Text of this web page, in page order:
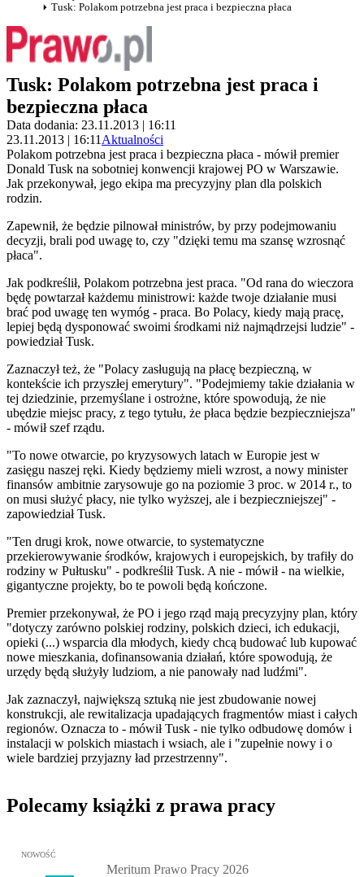
Tusk: Polakom potrzebna jest praca i bezpieczna płaca
Tusk: Polakom potrzebna jest praca i
bezpieczna płaca
Data dodania: 23.11.2013 | 16:11
23.11.2013 | 16:11Aktualności
Polakom potrzebna jest praca i bezpieczna płaca - mówił premier
Donald Tusk na sobotniej konwencji krajowej PO w Warszawie.
Jak przekonywał, jego ekipa ma precyzyjny plan dla polskich
rodzin.
Zapewnił, że będzie pilnował ministrów, by przy podejmowaniu
decyzji, brali pod uwagę to, czy "dzięki temu ma szansę wzrosnąć
płaca".
Jak podkreślił, Polakom potrzebna jest praca. "Od rana do wieczora
będę powtarzał każdemu ministrowi: każde twoje działanie musi
brać pod uwagę ten wymóg - praca. Bo Polacy, kiedy mają pracę,
lepiej będą dysponować swoimi środkami niż najmądrzejsi ludzie" -
powiedział Tusk.
Zaznaczył też, że "Polacy zasługują na płacę bezpieczną, w
kontekście ich przyszłej emerytury". "Podejmiemy takie działania w
tej dziedzinie, przemyślane i ostrożne, które spowodują, że nie
ubędzie miejsc pracy, z tego tytułu, że płaca będzie bezpieczniejsza"
- mówił szef rządu.
"To nowe otwarcie, po kryzysowych latach w Europie jest w
zasięgu naszej ręki. Kiedy będziemy mieli wzrost, a nowy minister
finansów ambitnie zarysowuje go na poziomie 3 proc. w 2014 r., to
on musi służyć płacy, nie tylko wyższej, ale i bezpieczniejszej" -
zapowiedział Tusk.
"Ten drugi krok, nowe otwarcie, to systematyczne
przekierowywanie środków, krajowych i europejskich, by trafiły do
rodziny w Pułtusku" - podkreślił Tusk. A nie - mówił - na wielkie,
gigantyczne projekty, bo te powoli będą kończone.
Premier przekonywał, że PO i jego rząd mają precyzyjny plan, który
"dotyczy zarówno polskiej rodziny, polskich dzieci, ich edukacji,
opieki (...) wsparcia dla młodych, kiedy chcą budować lub kupować
nowe mieszkania, dofinansowania działań, które spowodują, że
urzędy będą służyły ludziom, a nie panowały nad ludźmi".
Jak zaznaczył, największą sztuką nie jest zbudowanie nowej
konstrukcji, ale rewitalizacja upadających fragmentów miast i całych
regionów. Oznacza to - mówił Tusk - nie tylko odbudowę domów i
instalacji w polskich miastach i wsiach, ale i "zupełnie nowy i o
wiele bardziej przyjazny ład przestrzenny".
Polecamy książki z prawa pracy
Przejdź do: Meritum Prawo Pracy 2026, Kazimierz Jaśkowski -
NOWOŚĆ
Meritum Prawo Pracy 2026